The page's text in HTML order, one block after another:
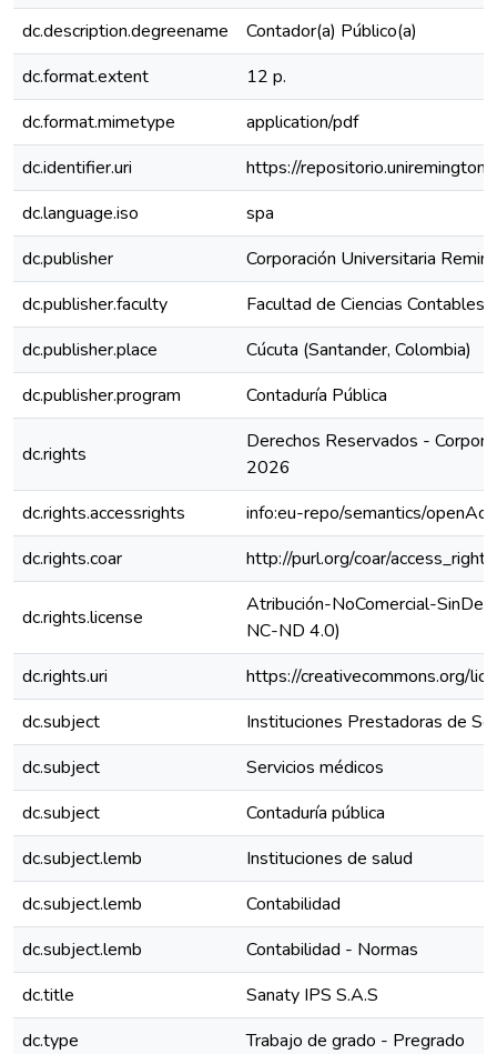
dc.description.degreename
Contador(a) Público(a)
dc.format.extent
12 p.
dc.format.mimetype
application/pdf
dc.identifier.uri
https://
dc.language.iso
spa
dc.publisher
Corporación Universitaria
dc.publisher.faculty
Facultad de Ciencias Contables
dc.publisher.place
Cúcuta (Santander, Colombia)
dc.publisher.program
Contaduría Pública
dc.rights
Derechos Reservados -
2026
dc.rights.accessrights
info:eu-repo/semantics/
dc.rights.coar
http://purl.org/coar/
dc.rights.license
Atribución-NoComercial-
NC-ND 4.0)
dc.rights.uri
https://creativecommons.org/
dc.subject
Instituciones Prestadoras de
dc.subject
Servicios médicos
dc.subject
Contaduría pública
dc.subject.lemb
Instituciones de salud
dc.subject.lemb
Contabilidad
dc.subject.lemb
Contabilidad - Normas
dc.title
Sanaty IPS S.A.S
dc.type
Trabajo de grado - Pregrado